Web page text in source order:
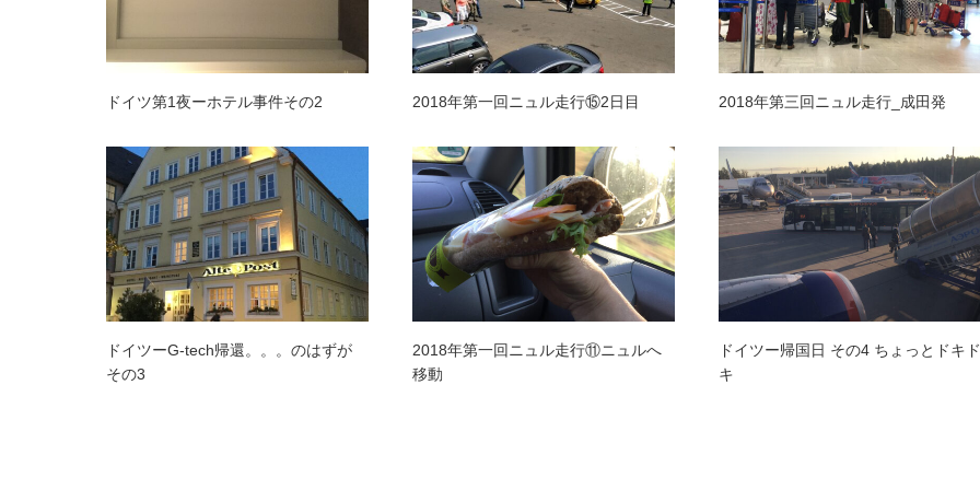
ドイツ第1夜ーホテル事件その2 2018年第一回ニュル走行⑮2日目 2018年第三回ニュル走行_成田発
ドイツーG-tech帰還。。。のはずが
その3
2018年第一回ニュル走行⑪ニュルへ
移動
ドイツー帰国日 その4 ちょっとドキド
キ